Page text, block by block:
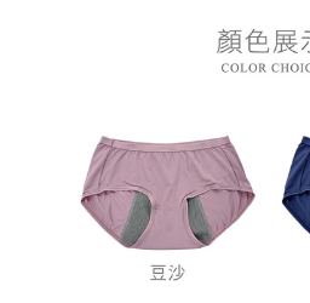
※ 請注意：結帳手續完成當下不需立刻繳
購買商品的店家。未經商家同意取消之訂
客戶支援中心」https://
【注意事項】
１．透過由恩沛科技股份有限公司提供之
易，需依本服務之必要範圍內提供個人資
權轉讓予恩沛科技股份有限公司。
２．關於個人資料處理事宜，請瀏覽以下網
每筆NT$80，滿NT$899(含以上)免運
每筆NT$80，滿NT$899(含以上)免運
黑貓宅急便
每筆NT$80，滿NT$899(含以上)免運費